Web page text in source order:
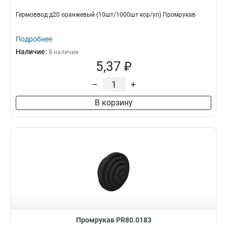
Гермоввод д20 оранжевый (10шт/1000шт кор/уп) Промрукав
Подробнее
Наличие: В наличии
5,37 ₽
– +
В корзину
Промрукав PR80.0183